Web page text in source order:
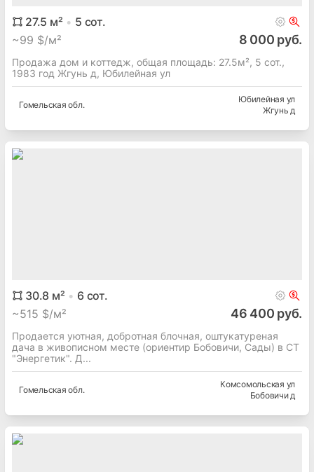
27.5 м² 5 сот.
~99 $/м² 8 000 руб.
Продажа дом и коттедж, общая площадь: 27.5м², 5 сот.,
1983 год Жгунь д, Юбилейная ул
Гомельская обл.
Юбилейная ул
Жгунь д
30.8 м² 6сот.
~515 $/м² 46 400 руб.
Продается уютная, добротная блочная, оштукатуреная
дача в живописном месте (ориентир Бобовичи, Сады) в СТ
"Энергетик". Д...
Гомельская обл.
Комсомольская ул
Бобовичи д